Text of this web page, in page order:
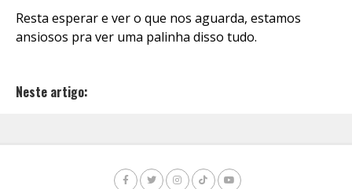
Resta esperar e ver o que nos aguarda, estamos
ansiosos pra ver uma palinha disso tudo.
Neste artigo: